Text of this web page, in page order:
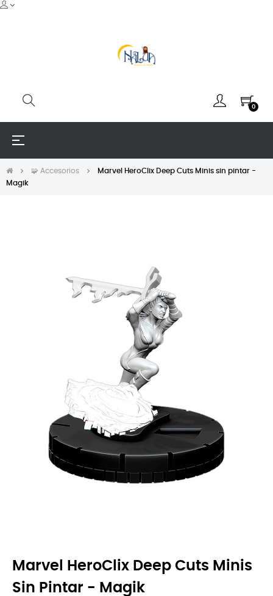
0
Navegación
☰
🧩 Accesorios
Marvel HeroClix Deep Cuts Minis sin pintar -
Magik
Marvel HeroClix Deep Cuts Minis
Sin Pintar - Magik